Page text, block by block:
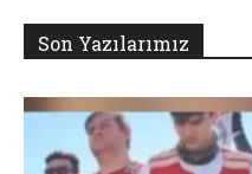
Son Yazılarımız